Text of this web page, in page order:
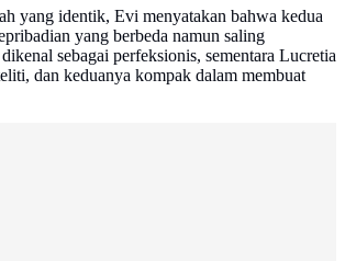
yang identik, Evi menyatakan bahwa kedua
yang berbeda namun saling
sebagai perfeksionis, sementara Lucretia
dan keduanya kompak dalam membuat